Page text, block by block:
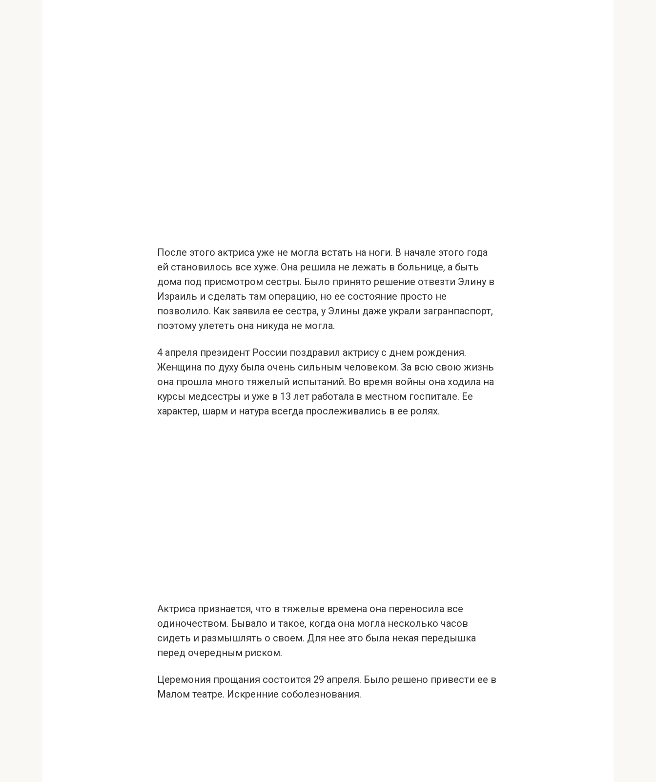
После этого актриса уже не могла встать на ноги. В начале этого года
ей становилось все хуже. Она решила не лежать в больнице, а быть
дома под присмотром сестры. Было принято решение отвезти Элину в
Израиль и сделать там операцию, но ее состояние просто не
позволило. Как заявила ее сестра, у Элины даже украли загранпаспорт,
поэтому улететь она никуда не могла.
4 апреля президент России поздравил актрису с днем рождения.
Женщина по духу была очень сильным человеком. За всю свою жизнь
она прошла много тяжелый испытаний. Во время войны она ходила на
курсы медсестры и уже в 13 лет работала в местном госпитале. Ее
характер, шарм и натура всегда прослеживались в ее ролях.
Актриса признается, что в тяжелые времена она переносила все
одиночеством. Бывало и такое, когда она могла несколько часов
сидеть и размышлять о своем. Для нее это была некая передышка
перед очередным риском.
Церемония прощания состоится 29 апреля. Было решено привести ее в
Малом театре. Искренние соболезнования.